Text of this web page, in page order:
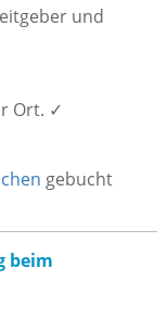
und
Ort. ✓
gebucht
beim